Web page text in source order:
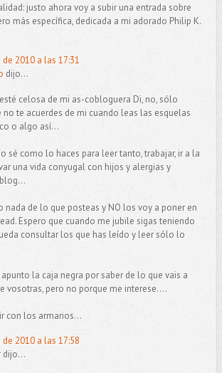
justo ahora voy a subir una entrada sobre
más específica, dedicada a mi adorado Philip K.
2010 a las 17:31
dijo...
celosa de mi as-cobloguera Di, no, sólo
no te acuerdes de mi cuando leas las esquelas
o algo así...
sé como lo haces para leer tanto, trabajar, ir a la
una vida conyugal con hijos y alergias y
nada de lo que posteas y NO los voy a poner en
Espero que cuando me jubile sigas teniendo
consultar los que has leído y leer sólo lo
la caja negra por saber de lo que vais a
vosotras, pero no porque me interese....
con los armarios...
2010 a las 17:58
dijo...